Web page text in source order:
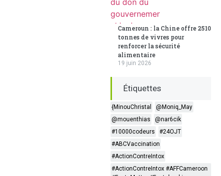
Cameroun : la Chine offre 2510
tonnes de vivres pour
renforcer la sécurité
alimentaire
19 juin 2026
Étiquettes
{MinouChristal
@Moniq_May
@mouenthias
@nar6cik
#10000codeurs
#24OJT
#ABCVaccination
#ActionContreIntox
#ActionContreIntox #AFFCameroon